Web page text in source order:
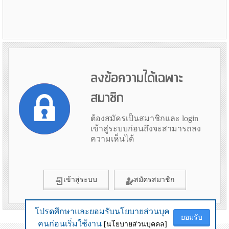
โปรดศึกษาและยอมรับนโยบายส่วนบุค
คนก่อนเริ่มใช้งาน [นโยบายส่วนบุคคล]
ยอมรับ
ลงข้อความได้เฉพาะ
สมาชิก
ต้องสมัครเป็นสมาชิกและ login
เข้าสู่ระบบก่อนถึงจะสามารถลง
ความเห็นได้
เข้าสู่ระบบ สมัครสมาชิก
ข้อมูลเมื่อ 4th August 2026 19:36
โปรดศึกษาและยอมรับนโยบายส่วนบุค
คนก่อนเริ่มใช้งาน [นโยบายส่วนบุคคล]
ยอมรับ